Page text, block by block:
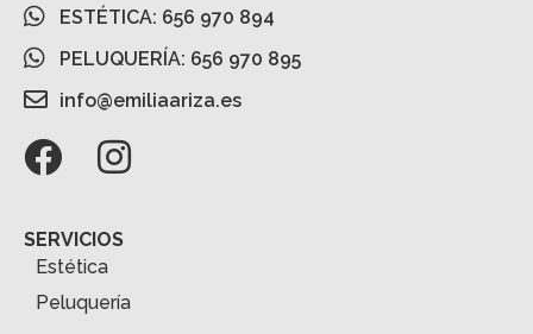
ESTÉTICA: 656 970 894
PELUQUERÍA: 656 970 895
info@emiliaariza.es
SERVICIOS
Estética
Peluquería